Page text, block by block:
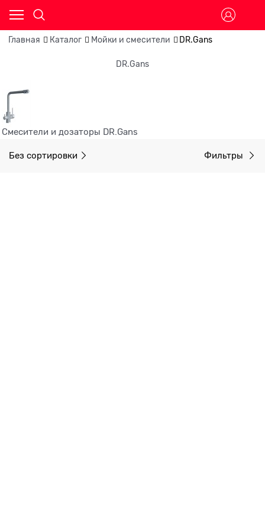
Главная Каталог Мойки и смесители DR.Gans
DR.Gans
Смесители и дозаторы DR.Gans
Без сортировки Фильтры